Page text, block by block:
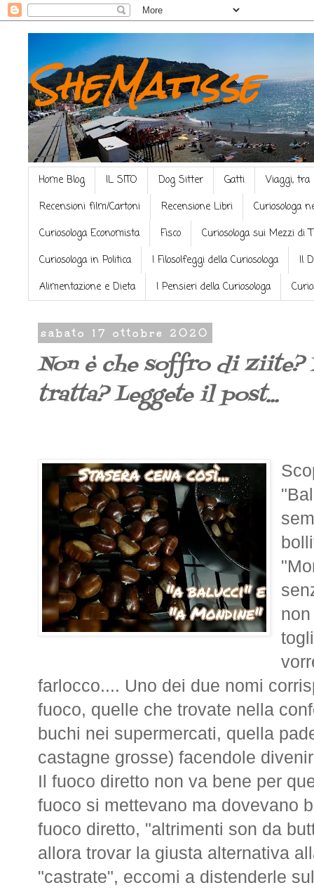
SheMatisse
Home Blog IL SITO Dog Sitter Gatti
Viaggi, tra
Recensioni film/Cartoni
Recensione Libri
Curiosologa
Curiosologa Economista
Fisco
Curiosologa sui Mezzi di
Curiosologa in Politica
I Filosolfeggi della Curiosologa
Il
Alimentazione e Dieta
I Pensieri della Curiosologa
sabato 17 ottobre 2020
Non è che soffro di Ziite?
tratta? Leggete il post...
farlocco.... Uno dei due nomi
fuoco, quelle che trovate nella
buchi nei supermercati, quella
castagne grosse) facendole
Il fuoco diretto non va bene per
fuoco si mettevano ma dovevano
fuoco diretto, "altrimenti son da
allora trovar la giusta alternativa
"castrate", eccomi a distenderle